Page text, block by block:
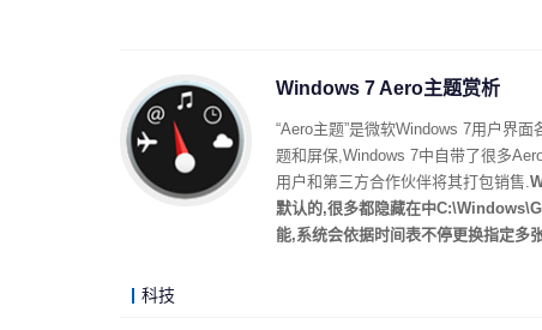
Windows 7 Aero主题赏析
“Aero主题”是微软Windows 7用户界
题和屏保,Windows 7中自带了很多
用户和第三方合作伙伴将其打包销售.
默认的,很多都隐藏在中
能,系统会依据时间表不停更换指定多
科技